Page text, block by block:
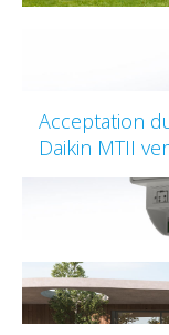
Acceptation
Daikin MTII